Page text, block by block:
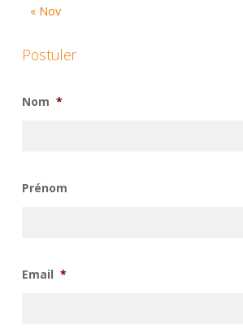
« Nov
Postuler
Nom *
Prénom
Email *